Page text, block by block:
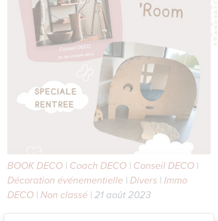
BOOK DECO | Coach DECO | Conseil DECO |
Décoration événementielle | Divers | Immo
DECO | Non classé | 21 août 2023